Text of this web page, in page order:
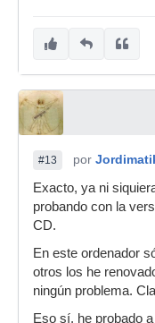
#13 por
Exacto, ya ni
probando con la
CD.
En este ordenador
otros los he
ningún problema.
Eso sí, he probado